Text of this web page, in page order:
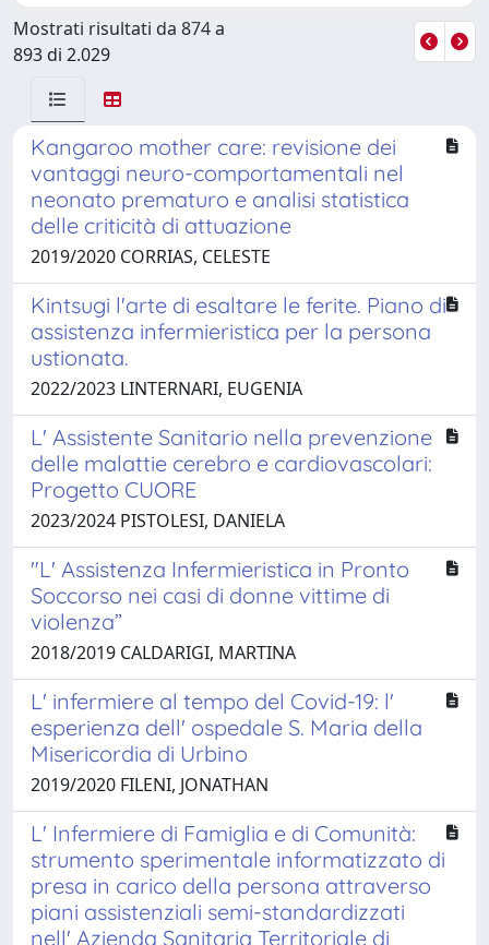
Mostrati risultati da 874 a
893 di 2.029
Kangaroo mother care: revisione dei
vantaggi neuro-comportamentali nel
neonato prematuro e analisi statistica
delle criticità di attuazione
2019/2020 CORRIAS, CELESTE
Kintsugi l'arte di esaltare le ferite. Piano di
assistenza infermieristica per la persona
ustionata.
2022/2023 LINTERNARI, EUGENIA
L' Assistente Sanitario nella prevenzione
delle malattie cerebro e cardiovascolari:
Progetto CUORE
2023/2024 PISTOLESI, DANIELA
"L' Assistenza Infermieristica in Pronto
Soccorso nei casi di donne vittime di
violenza”
2018/2019 CALDARIGI, MARTINA
L' infermiere al tempo del Covid-19: l'
esperienza dell' ospedale S. Maria della
Misericordia di Urbino
2019/2020 FILENI, JONATHAN
L' Infermiere di Famiglia e di Comunità:
strumento sperimentale informatizzato di
presa in carico della persona attraverso
piani assistenziali semi-standardizzati
nell' Azienda Sanitaria Territoriale di